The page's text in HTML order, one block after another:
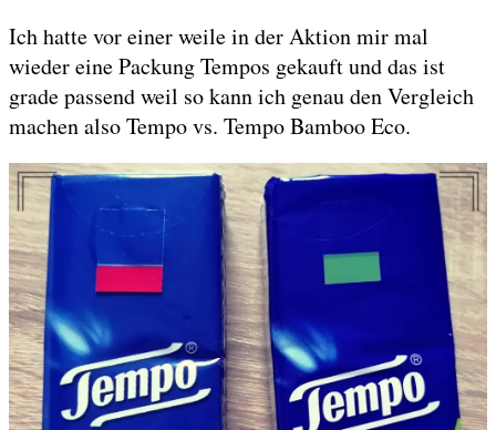
Ich hatte vor einer weile in der Aktion mir mal
wieder eine Packung Tempos gekauft und das ist
grade passend weil so kann ich genau den Vergleich
machen also Tempo vs. Tempo Bamboo Eco.